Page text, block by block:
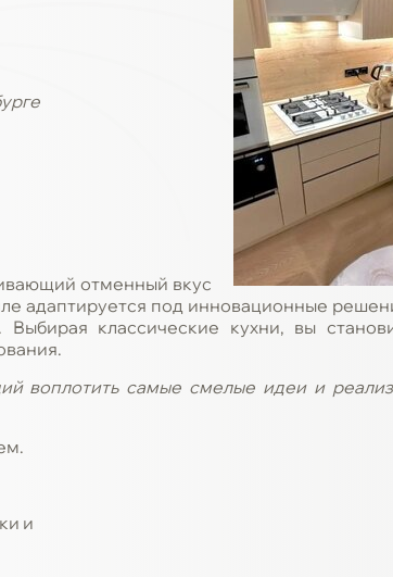
отменный вкус
адаптируется под инновационные
классические кухни, вы
воплотить самые смелые идеи и
и